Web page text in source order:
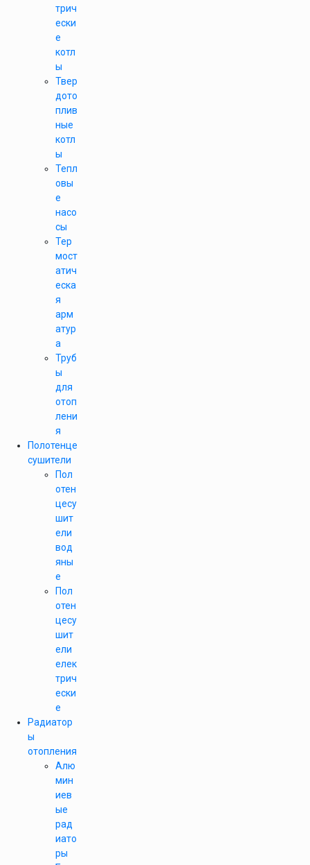
трич
ески
е
котл
ы
Твер
дото
плив
ные
котл
ы
Тепл
овы
е
насо
сы
Тер
мост
атич
еска
я
арм
атур
а
Труб
ы
для
отоп
лени
я
Полотенце
сушители
Пол
отен
цесу
шит
ели
вод
яны
е
Пол
отен
цесу
шит
ели
елек
трич
ески
е
Радиатор
ы
отопления
Алю
мин
иев
ые
рад
иато
ры